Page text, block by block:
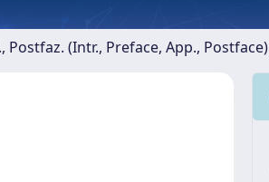
(Intr., Preface, App., Postface)